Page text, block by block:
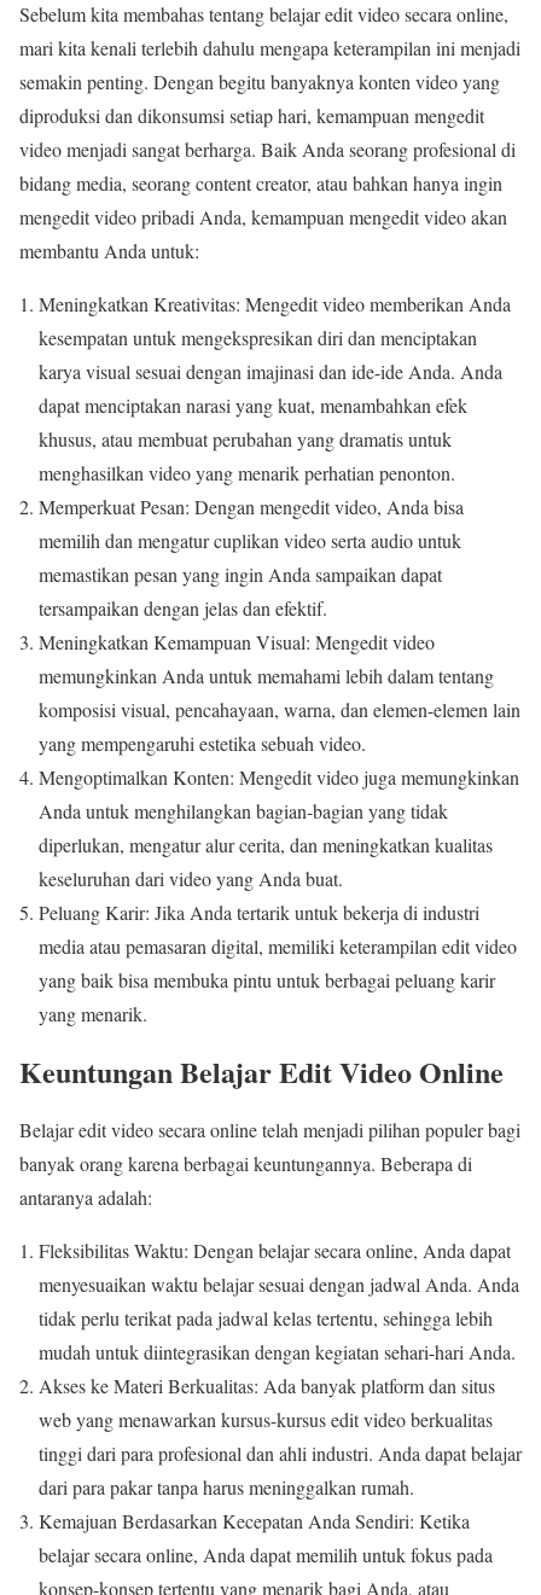
Sebelum kita membahas tentang belajar edit video secara online,
mari kita kenali terlebih dahulu mengapa keterampilan ini menjadi
semakin penting. Dengan begitu banyaknya konten video yang
diproduksi dan dikonsumsi setiap hari, kemampuan mengedit
video menjadi sangat berharga. Baik Anda seorang profesional di
bidang media, seorang content creator, atau bahkan hanya ingin
mengedit video pribadi Anda, kemampuan mengedit video akan
membantu Anda untuk:
Meningkatkan Kreativitas: Mengedit video memberikan Anda
kesempatan untuk mengekspresikan diri dan menciptakan
karya visual sesuai dengan imajinasi dan ide-ide Anda. Anda
dapat menciptakan narasi yang kuat, menambahkan efek
khusus, atau membuat perubahan yang dramatis untuk
menghasilkan video yang menarik perhatian penonton.
Memperkuat Pesan: Dengan mengedit video, Anda bisa
memilih dan mengatur cuplikan video serta audio untuk
memastikan pesan yang ingin Anda sampaikan dapat
tersampaikan dengan jelas dan efektif.
Meningkatkan Kemampuan Visual: Mengedit video
memungkinkan Anda untuk memahami lebih dalam tentang
komposisi visual, pencahayaan, warna, dan elemen-elemen lain
yang mempengaruhi estetika sebuah video.
Mengoptimalkan Konten: Mengedit video juga memungkinkan
Anda untuk menghilangkan bagian-bagian yang tidak
diperlukan, mengatur alur cerita, dan meningkatkan kualitas
keseluruhan dari video yang Anda buat.
Peluang Karir: Jika Anda tertarik untuk bekerja di industri
media atau pemasaran digital, memiliki keterampilan edit video
yang baik bisa membuka pintu untuk berbagai peluang karir
yang menarik.
Keuntungan Belajar Edit Video Online
Belajar edit video secara online telah menjadi pilihan populer bagi
banyak orang karena berbagai keuntungannya. Beberapa di
antaranya adalah:
Fleksibilitas Waktu: Dengan belajar secara online, Anda dapat
menyesuaikan waktu belajar sesuai dengan jadwal Anda. Anda
tidak perlu terikat pada jadwal kelas tertentu, sehingga lebih
mudah untuk diintegrasikan dengan kegiatan sehari-hari Anda.
Akses ke Materi Berkualitas: Ada banyak platform dan situs
web yang menawarkan kursus-kursus edit video berkualitas
tinggi dari para profesional dan ahli industri. Anda dapat belajar
dari para pakar tanpa harus meninggalkan rumah.
Kemajuan Berdasarkan Kecepatan Anda Sendiri: Ketika
belajar secara online, Anda dapat memilih untuk fokus pada
konsep-konsep tertentu yang menarik bagi Anda, atau